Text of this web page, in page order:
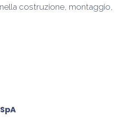
costruzione, montaggio,